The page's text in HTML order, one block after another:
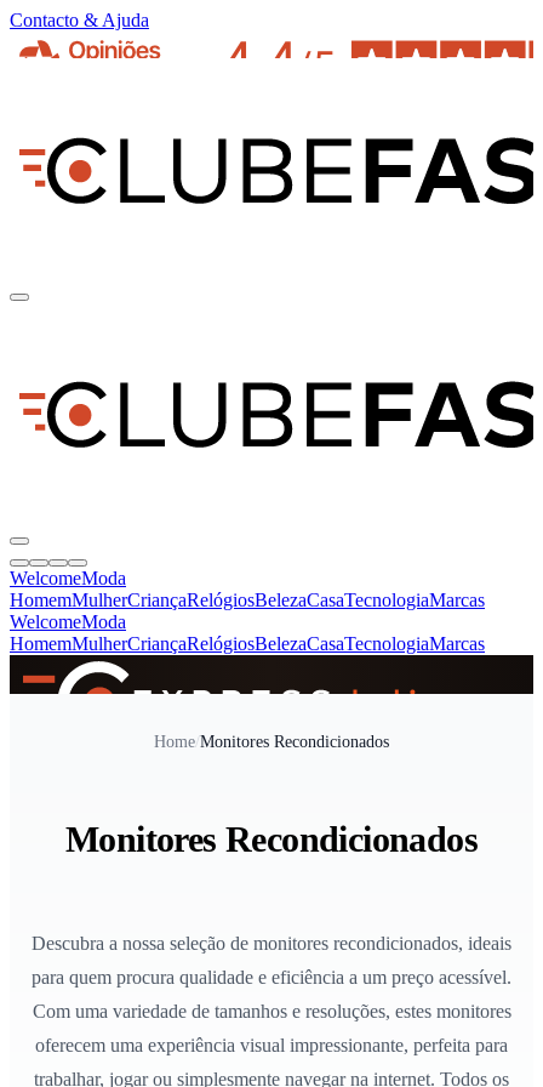
Contacto & Ajuda
WelcomeModa
HomemMulherCriançaRelógiosBelezaCasaTecnologiaMarcas
WelcomeModa
HomemMulherCriançaRelógiosBelezaCasaTecnologiaMarcas
Home/Monitores Recondicionados
Monitores Recondicionados
Descubra a nossa seleção de monitores recondicionados, ideais
para quem procura qualidade e eficiência a um preço acessível.
Com uma variedade de tamanhos e resoluções, estes monitores
oferecem uma experiência visual impressionante, perfeita para
trabalhar, jogar ou simplesmente navegar na internet. Todos os